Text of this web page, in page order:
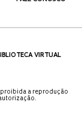
VIRTUAL
proibida a reprodução